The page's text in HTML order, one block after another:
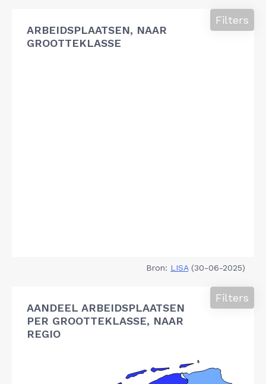
ARBEIDSPLAATSEN, NAAR
GROOTTEKLASSE
Filters
Bron: LISA(30-06-2025)
AANDEEL ARBEIDSPLAATSEN
PER GROOTTEKLASSE, NAAR
REGIO
Filters